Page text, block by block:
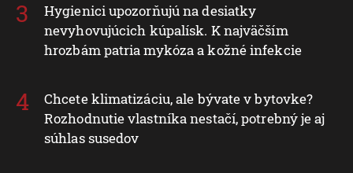
Hygienici upozorňujú na desiatky
nevyhovujúcich kúpalísk. K najväčším
hrozbám patria mykóza a kožné infekcie
Chcete klimatizáciu, ale bývate v bytovke?
Rozhodnutie vlastníka nestačí, potrebný je aj
súhlas susedov